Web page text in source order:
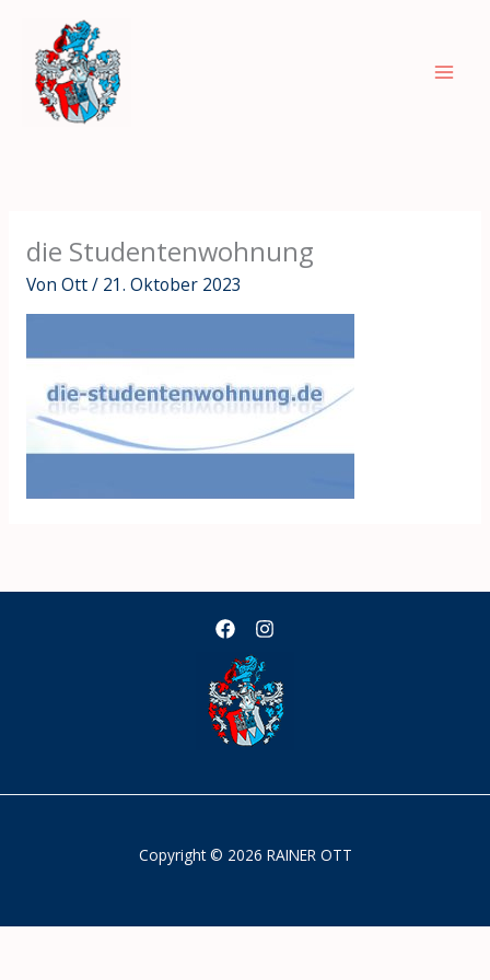
springen
die Studentenwohnung
Von Ott/ 21. Oktober 2023
Copyright © 2026 RAINER OTT